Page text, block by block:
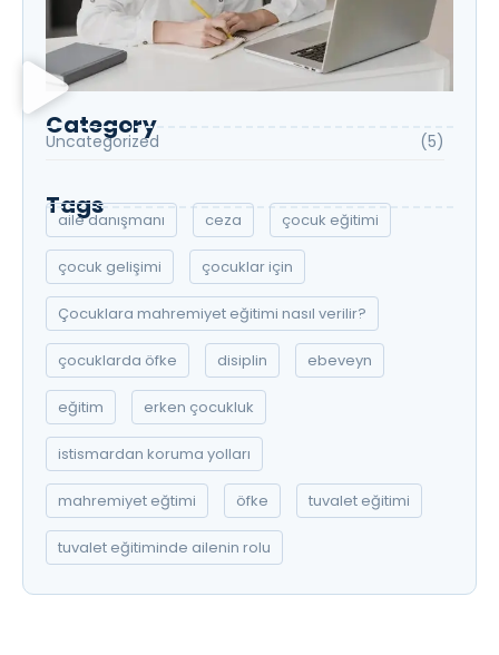
Category
Uncategorized (5)
Tags
aile danışmanı ceza çocuk eğitimi
çocuk gelişimi çocuklar için
Çocuklara mahremiyet eğitimi nasıl verilir?
çocuklarda öfke disiplin ebeveyn
eğitim erken çocukluk
istismardan koruma yolları
mahremiyet eğtimi öfke tuvalet eğitimi
tuvalet eğitiminde ailenin rolu